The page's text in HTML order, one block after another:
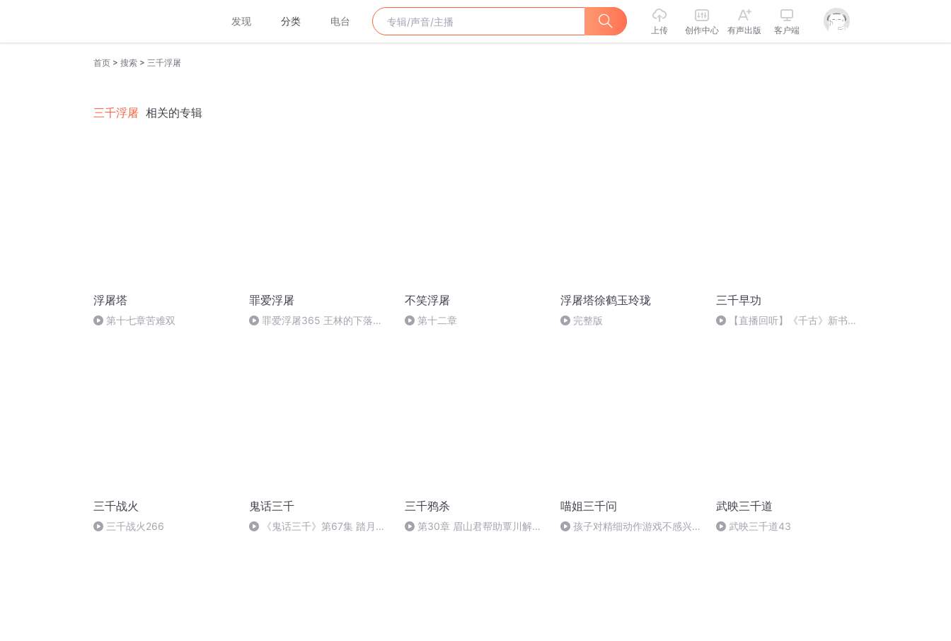
发现 分类 电台
上传 创作中心 有声出版 客户端
首页 > 搜索 > 三千浮屠
三千浮屠 相关的专辑
浮屠塔
第十七章苦难双
罪爱浮屠
罪爱浮屠365 王林的下落
不笑浮屠
第十二章
浮屠塔徐鹤玉玲珑
完整版
三千早功
【直播回听】《千古》新书发
三千战火
三千战火266
鬼话三千
《鬼话三千》第67集 踏月而
三千鸦杀
第30章 眉山君帮助覃川解除
喵姐三千问
孩子对精细动作游戏不感兴趣
武映三千道
武映三千道43